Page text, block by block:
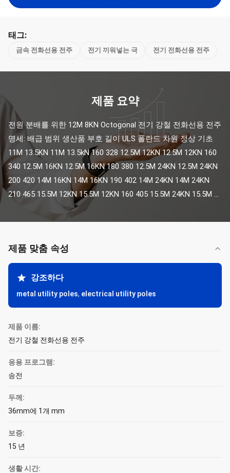
태그:
금속 전화선용 전주 전기 끼워넣는 극 전기 전화선용 전주
제품 요약
전원 분배를 위한 12M 8KN Octogonal 전기 강철 전화선용 전주
명세: 배급 범위 생산품 부호 길이 ULS 폴란드 차원 정상 기초
11M 13.5KN 11M 13.5kN 160 328 12.5M 12KN 12.5M 12KN 160
340 12.5M 16KN 12.5M 16KN 180 380 12.5M 24KN 12.5M 24KN
200 420 14M 16KN 14M 16KN 190 402 14M 24KN 14M 24KN
210 465 15.5M 12KN 15.5M 12KN 160 405 15.5M 24KN 15.5M ...
제품 맞춤 속성
강조하다
metal utility poles, electrical utility poles
제품 이름:
전기 강철 전화선용 전주
응용 프로그램:
송전
두께:
36mm에 1개 mm
보증:
15 년
생활 시간: